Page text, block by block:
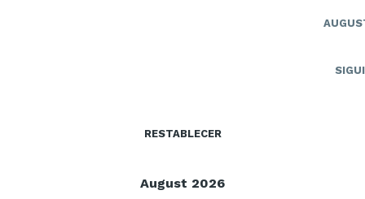
RESTABLECER
August 2026